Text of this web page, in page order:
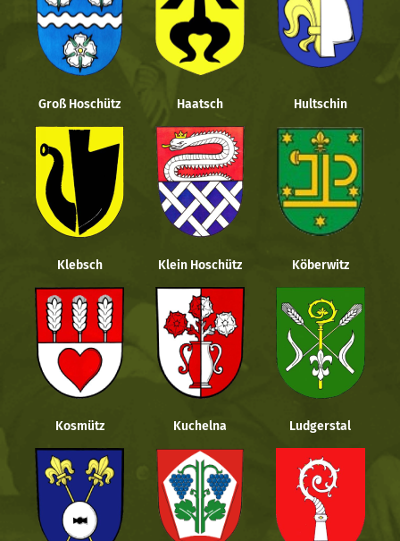
Groß Hoschütz Haatsch Hultschin
Klebsch Klein Hoschütz Köberwitz
Kosmütz Kuchelna Ludgerstal